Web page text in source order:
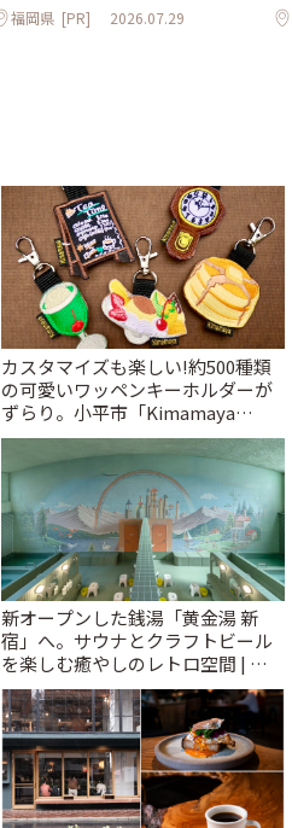
福岡県 [PR] 2026.07.29
カスタマイズも楽しい!約500種類
の可愛いワッペンキーホルダーが
ずらり。小平市「Kimamaya
T&K」 | ことりっぷ
新オープンした銭湯「黄金湯 新
宿」へ。サウナとクラフトビール
を楽しむ癒やしのレトロ空間 | こ
とりっぷ